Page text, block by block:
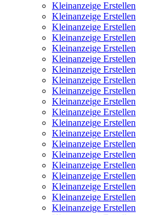
Kleinanzeige Erstellen
Kleinanzeige Erstellen
Kleinanzeige Erstellen
Kleinanzeige Erstellen
Kleinanzeige Erstellen
Kleinanzeige Erstellen
Kleinanzeige Erstellen
Kleinanzeige Erstellen
Kleinanzeige Erstellen
Kleinanzeige Erstellen
Kleinanzeige Erstellen
Kleinanzeige Erstellen
Kleinanzeige Erstellen
Kleinanzeige Erstellen
Kleinanzeige Erstellen
Kleinanzeige Erstellen
Kleinanzeige Erstellen
Kleinanzeige Erstellen
Kleinanzeige Erstellen
Kleinanzeige Erstellen